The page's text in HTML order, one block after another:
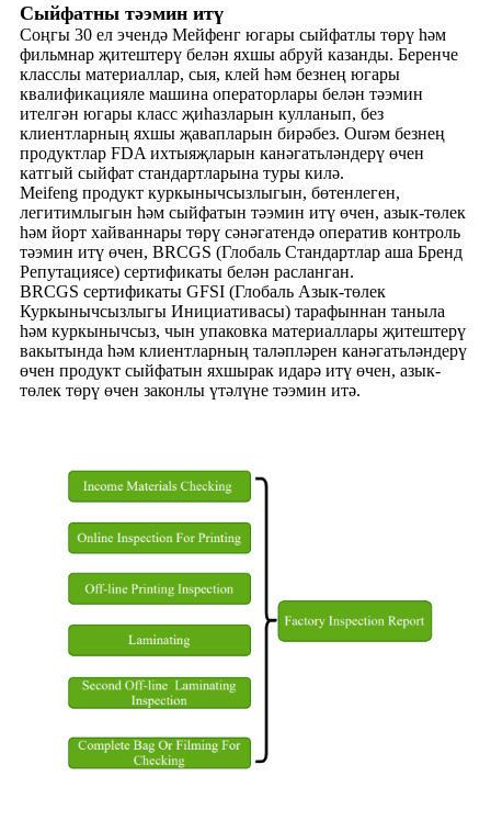
Сыйфатны тәэмин итү
Соңгы 30 ел эчендә Мейфенг югары сыйфатлы төрү һәм
фильмнар җитештерү белән яхшы абруй казанды. Беренче
класслы материаллар, сыя, клей һәм безнең югары
квалификацияле машина операторлары белән тәэмин
ителгән югары класс җиһазларын кулланып, без
клиентларның яхшы җавапларын бирәбез. Ourәм безнең
продуктлар FDA ихтыяҗларын канәгатьләндерү өчен
катгый сыйфат стандартларына туры килә.
Meifeng продукт куркынычсызлыгын, бөтенлеген,
легитимлыгын һәм сыйфатын тәэмин итү өчен, азык-төлек
һәм йорт хайваннары төрү сәнәгатендә оператив контроль
тәэмин итү өчен, BRCGS (Глобаль Стандартлар аша Бренд
Репутациясе) сертификаты белән расланган.
BRCGS сертификаты GFSI (Глобаль Азык-төлек
Куркынычсызлыгы Инициативасы) тарафыннан таныла
һәм куркынычсыз, чын упаковка материаллары җитештерү
вакытында һәм клиентларның таләпләрен канәгатьләндерү
өчен продукт сыйфатын яхшырак идарә итү өчен, азык-
төлек төрү өчен законлы үтәлүне тәэмин итә.